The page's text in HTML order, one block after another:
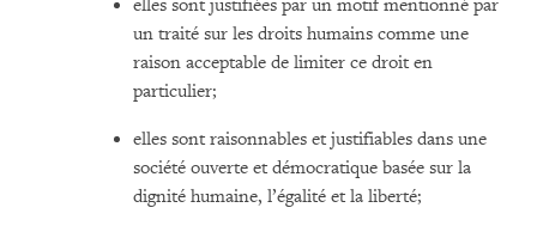
elles sont justifiées par un motif mentionné par
un traité sur les droits humains comme une
raison acceptable de limiter ce droit en
particulier;
elles sont raisonnables et justifiables dans une
société ouverte et démocratique basée sur la
dignité humaine, l’égalité et la liberté;